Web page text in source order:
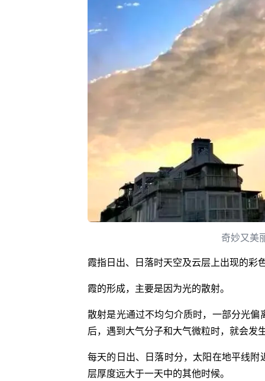
奇妙又美
霞指日出、日落时天空及云层上出现的彩
霞的形成，主要是因为光的散射。
散射是光通过不均匀介质时，一部分光
后，遇到大气分子和大气微粒时，就会发
每天的日出、日落时分，太阳在地平线
层厚度远大于一天中的其他时候。